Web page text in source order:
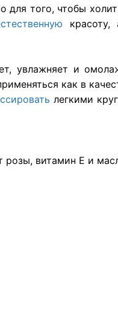
для того, чтобы
красоту,
увлажняет и
как в
легкими
розы, витамин Е и